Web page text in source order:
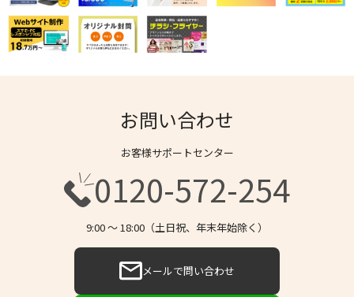
お問い合わせ
お客様サポートセンター
0120-572-254
9:00 〜 18:00（土日祝、年末年始除く）
メールで問い合わせ